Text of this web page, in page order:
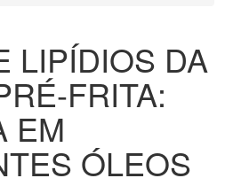
LIPÍDIOS DA
FRITA:
EM
ÓLEOS